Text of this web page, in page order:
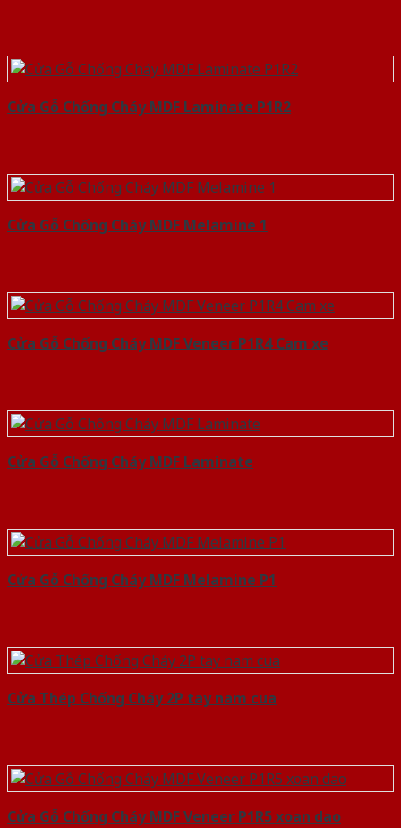
Cửa Gỗ Chống Cháy MDF Laminate P1R2
Cửa Gỗ Chống Cháy MDF Melamine 1
Cửa Gỗ Chống Cháy MDF Veneer P1R4 Cam xe
Cửa Gỗ Chống Cháy MDF Laminate
Cửa Gỗ Chống Cháy MDF Melamine P1
Cửa Thép Chống Cháy 2P tay nam cua
Cửa Gỗ Chống Cháy MDF Veneer P1R5 xoan dao